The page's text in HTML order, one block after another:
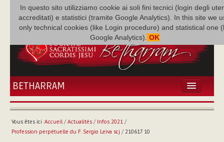
In questo sito utilizziamo cookie ai soli fini tecnici (login degli
accreditati) e statistici (tramite Google Analytics). In this site we
only technical cookies (like Login procedure) and statistical one
Google Analytics). OK
BETHARRAM
ACCUEIL
BÉTHARRAM
Vous êtes ici :Accueil/ Actualités/ Infos 2021/
Profession perpétuelle du F. Sergio Leiva scj / 210617 10